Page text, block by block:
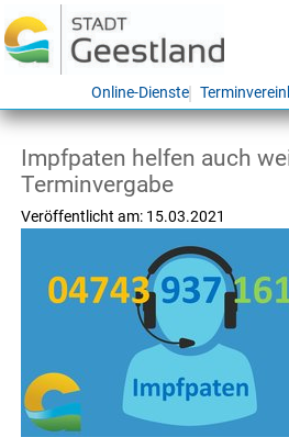
Online-Dienste
Impfpaten helfen auch
Terminvergabe
Veröffentlicht am: 15.03.2021